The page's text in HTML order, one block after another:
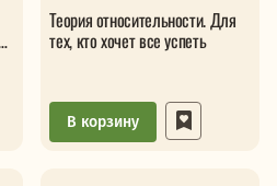
Теория относительности. Для
тех, кто хочет все успеть
В корзину